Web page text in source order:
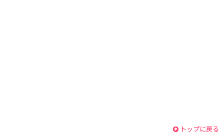
トップに戻る